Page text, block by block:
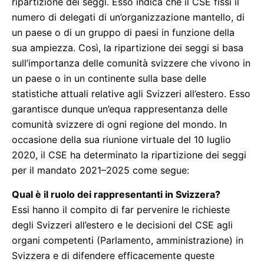
numero di delegati di un’organizzazione mantello, di
un paese o di un gruppo di paesi in funzione della
sua ampiezza. Così, la ripartizione dei seggi si basa
sull’importanza delle comunità svizzere che vivono in
un paese o in un continente sulla base delle
statistiche attuali relative agli Svizzeri all’estero. Esso
garantisce dunque un’equa rappresentanza delle
comunità svizzere di ogni regione del mondo. In
occasione della sua riunione virtuale del 10 luglio
2020, il CSE ha determinato la ripartizione dei seggi
per il mandato 2021–2025 come segue:
Qual è il ruolo dei rappresentanti in Svizzera?
Essi hanno il compito di far pervenire le richieste
degli Svizzeri all’estero e le decisioni del CSE agli
organi competenti (Parlamento, amministrazione) in
Svizzera e di difendere efficacemente queste